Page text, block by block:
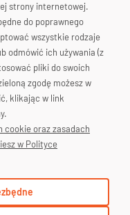
strony internetowej.
do poprawnego
wszystkie rodzaje
odmówić ich używania (z
pliki do swoich
zgodę możesz w
klikając w link
cookie oraz zasadach
w Polityce